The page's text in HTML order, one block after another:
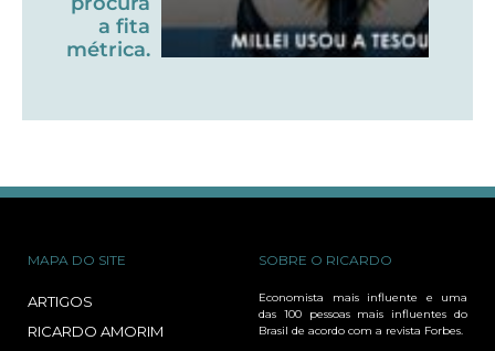
a fita
métrica.
MAPA DO SITE
ARTIGOS
RICARDO AMORIM
SOBRE O RICARDO
Economista mais influente e uma
das 100 pessoas mais influentes do
Brasil de acordo com a revista Forbes.